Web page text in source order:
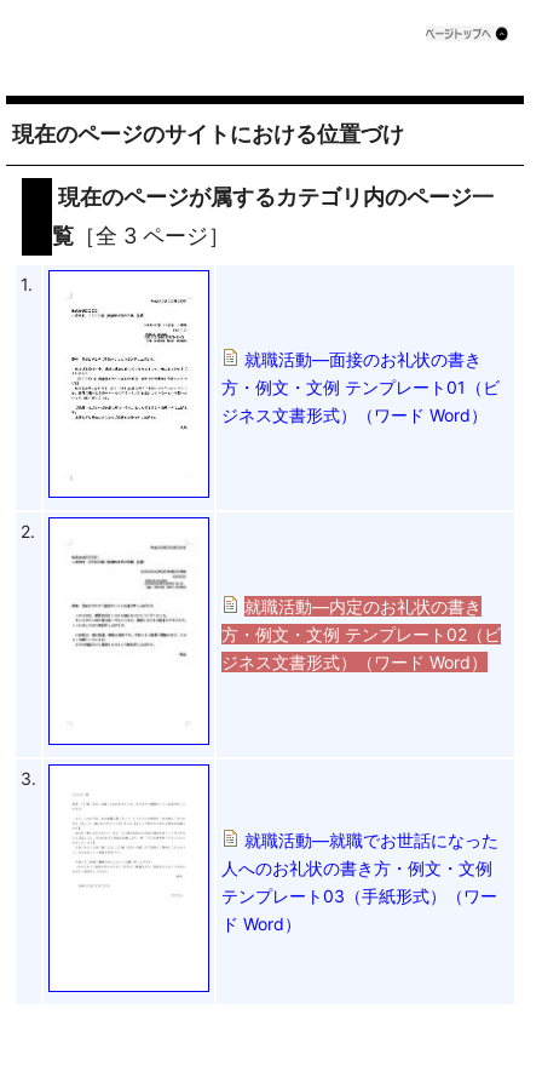
現在のページのサイトにおける位置づけ
現在のページが属するカテゴリ内のページ一
覧 ［全 3 ページ］
1.
就職活動―面接のお礼状の書き
方・例文・文例 テンプレート01（ビ
ジネス文書形式）（ワード Word）
2.
就職活動―内定のお礼状の書き
方・例文・文例 テンプレート02（ビ
ジネス文書形式）（ワード Word）
3.
就職活動―就職でお世話になった
人へのお礼状の書き方・例文・文例
テンプレート03（手紙形式）（ワー
ド Word）